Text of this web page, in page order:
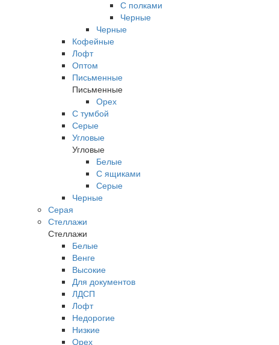
С полками
Черные
Черные
Кофейные
Лофт
Оптом
Письменные
Письменные
Орех
С тумбой
Серые
Угловые
Угловые
Белые
С ящиками
Серые
Черные
Серая
Стеллажи
Стеллажи
Белые
Венге
Высокие
Для документов
ЛДСП
Лофт
Недорогие
Низкие
Орех